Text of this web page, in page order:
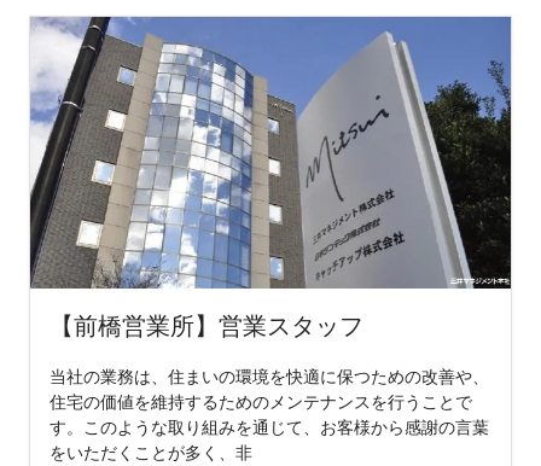
【前橋営業所】営業スタッフ
当社の業務は、住まいの環境を快適に保つための改善や、
住宅の価値を維持するためのメンテナンスを行うことで
す。このような取り組みを通じて、お客様から感謝の言葉
をいただくことが多く、非